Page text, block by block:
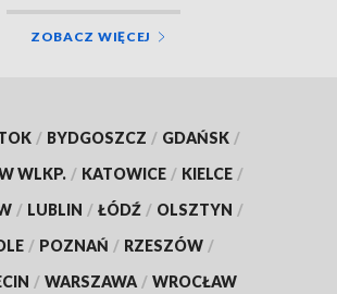
ZOBACZ WIĘCEJ
/ BYDGOSZCZ / GDAŃSK /
WLKP. / KATOWICE / KIELCE /
/ LUBLIN / ŁÓDŹ / OLSZTYN /
/ POZNAŃ / RZESZÓW /
/ WARSZAWA / WROCŁAW